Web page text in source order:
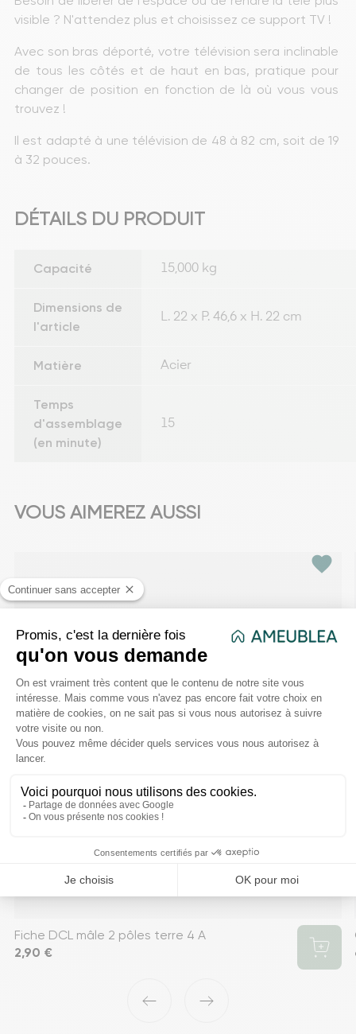
visible ? N'attendez plus et choisissez ce support TV !
Avec son bras déporté, votre télévision sera inclinable
de tous les côtés et de haut en bas, pratique pour
changer de position en fonction de là où vous vous
trouvez !
Il est adapté à une télévision de 48 à 82 cm, soit de 19
à 32 pouces.
DÉTAILS DU PRODUIT
Capacité 15,000 kg
Dimensions de
l'article
L. 22 x P. 46,6 x H. 22 cm
Matière Acier
Temps
d'assemblage
(en minute)
15
VOUS AIMEREZ AUSSI
favorite
Fiche DCL mâle 2 pôles terre 4 A
Prix
2,90 €
‹ ›